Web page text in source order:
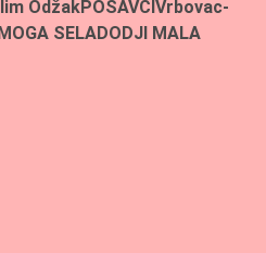
OdžakPOSAVCI Vrbovac-
SELADODJI MALA